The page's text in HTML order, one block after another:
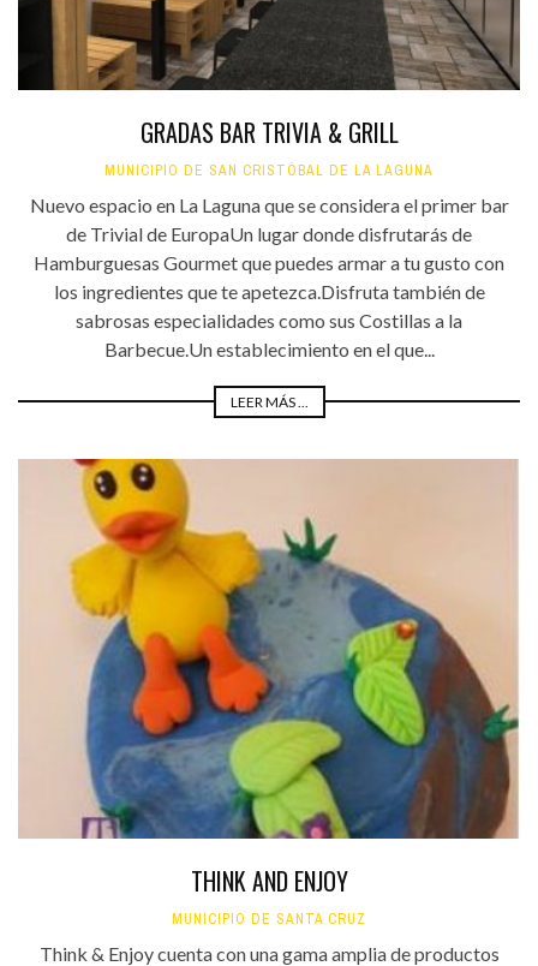
GRADAS BAR TRIVIA & GRILL
MUNICIPIO DE SAN CRISTÓBAL DE LA LAGUNA
Nuevo espacio en La Laguna que se considera el primer bar
de Trivial de EuropaUn lugar donde disfrutarás de
Hamburguesas Gourmet que puedes armar a tu gusto con
los ingredientes que te apetezca.Disfruta también de
sabrosas especialidades como sus Costillas a la
Barbecue.Un establecimiento en el que...
LEER MÁS ...
THINK AND ENJOY
MUNICIPIO DE SANTA CRUZ
Think & Enjoy cuenta con una gama amplia de productos